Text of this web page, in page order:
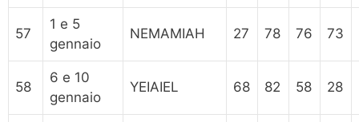
57
1 e 5
gennaio
NEMAMIAH 27 78 76 73
58
6 e 10
gennaio
YEIAIEL 68 82 58 28